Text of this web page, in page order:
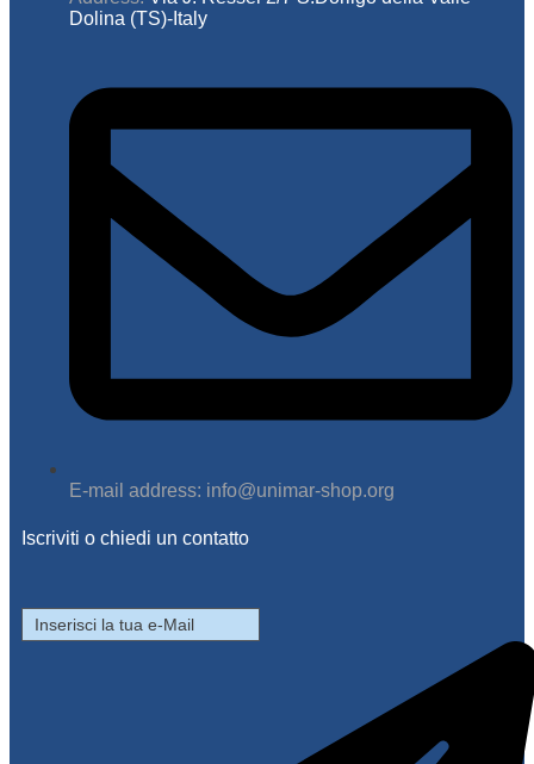
Dolina (TS)-Italy
E-mail address: info@unimar-shop.org
Iscriviti o chiedi un contatto